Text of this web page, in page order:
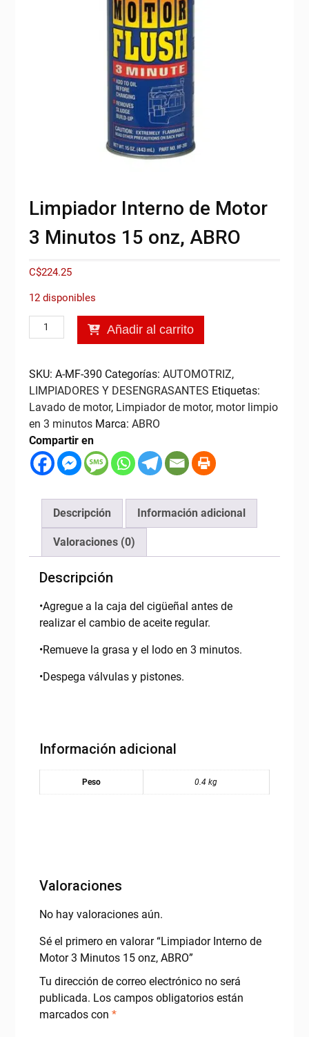
Limpiador Interno de Motor
3 Minutos 15 onz, ABRO
C$224.25
12 disponibles
Limpiador
Interno
Motor
3
Minutos
15
onz,
ABRO
cantidad
Añadir al carrito
SKU: A-MF-390 Categorías: AUTOMOTRIZ,
LIMPIADORES Y DESENGRASANTES Etiquetas:
Lavado de motor, Limpiador de motor, motor limpio
en 3 minutos Marca: ABRO
Compartir en
Descripción Información adicional
Valoraciones (0)
Descripción
•Agregue a la caja del cigüeñal antes de
realizar el cambio de aceite regular.
•Remueve la grasa y el lodo en 3 minutos.
•Despega válvulas y pistones.
Información adicional
Peso 0.4 kg
Valoraciones
No hay valoraciones aún.
Sé el primero en valorar “Limpiador Interno de
Motor 3 Minutos 15 onz, ABRO”
Tu dirección de correo electrónico no será
publicada. Los campos obligatorios están
marcados con *